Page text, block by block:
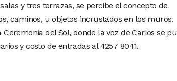
y tres terrazas, se percibe el concepto de
caminos, u objetos incrustados en los muros.
del Sol, donde la voz de Carlos se
y costo de entradas al 4257 8041.